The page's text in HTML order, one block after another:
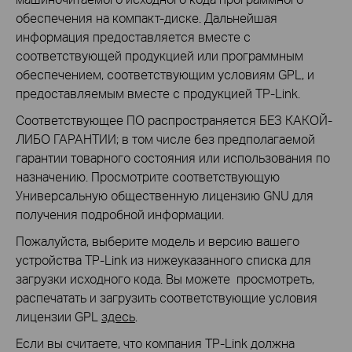
обеспечения на компакт-диске. Дальнейшая
информация предоставляется вместе с
соответствующей продукцией или программным
обеспечением, соответствующим условиям GPL, и
предоставляемым вместе с продукцией TP-Link.
Соответствующее ПО распространяется БЕЗ КАКОЙ-
ЛИБО ГАРАНТИИ; в том числе без предполагаемой
гарантии товарного состояния или использования по
назначению. Просмотрите соответствующую
Универсальную общественную лицензию GNU для
получения подробной информации.
Пожалуйста, выберите модель и версию вашего
устройства TP-Link из нижеуказанного списка для
загрузки исходного кода. Вы можете просмотреть,
распечатать и загрузить соответствующие условия
лицензии GPL здесь
Если вы считаете, что компания TP-Link должна